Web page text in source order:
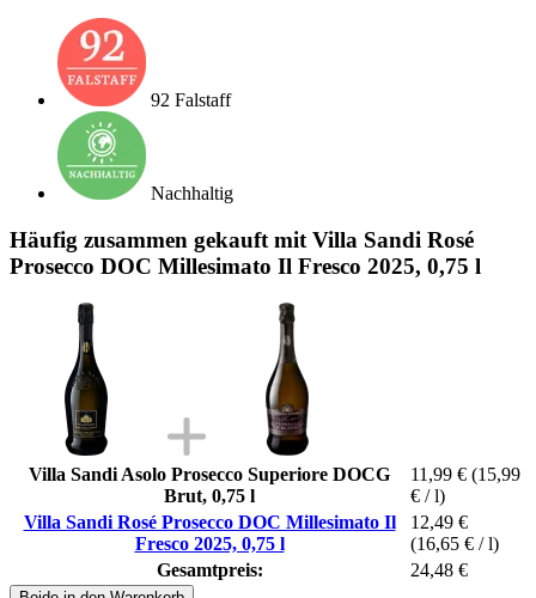
92 Falstaff
Nachhaltig
Häufig zusammen gekauft mit Villa Sandi Rosé
Prosecco DOC Millesimato Il Fresco 2025, 0,75 l
Villa Sandi Asolo Prosecco Superiore DOCG
Brut, 0,75 l
11,99 € (15,99
€ / l)
Villa Sandi Rosé Prosecco DOC Millesimato Il
Fresco 2025, 0,75 l
12,49 €
(16,65 € / l)
Gesamtpreis:
24,48 €